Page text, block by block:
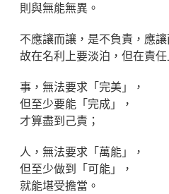
則與無能無異。
不應讓而讓，是不負責，應
故在名利上要淡泊，但在責任
事，無法要求「完美」，
但至少要能「完成」，
才算盡到己責；
人，無法要求「萬能」，
但至少做到「可能」，
就能堪受擔當。